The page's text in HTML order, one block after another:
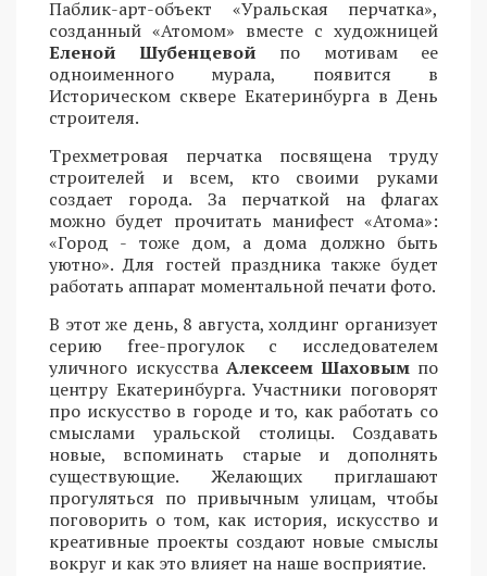
Паблик-арт-объект «Уральская перчатка»,
созданный «Атомом» вместе с художницей
Еленой Шубенцевой по мотивам ее
одноименного мурала, появится в
Историческом сквере Екатеринбурга в День
строителя.
Трехметровая перчатка посвящена труду
строителей и всем, кто своими руками
создает города. За перчаткой на флагах
можно будет прочитать манифест «Атома»:
«Город - тоже дом, а дома должно быть
уютно». Для гостей праздника также будет
работать аппарат моментальной печати фото.
В этот же день, 8 августа, холдинг организует
серию free-прогулок с исследователем
уличного искусства Алексеем Шаховым по
центру Екатеринбурга. Участники поговорят
про искусство в городе и то, как работать со
смыслами уральской столицы. Создавать
новые, вспоминать старые и дополнять
существующие. Желающих приглашают
прогуляться по привычным улицам, чтобы
поговорить о том, как история, искусство и
креативные проекты создают новые смыслы
вокруг и как это влияет на наше восприятие.